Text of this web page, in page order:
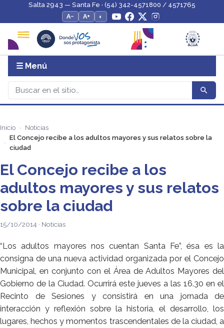
Salta 2943 — Santa Fe · (54) 342-4571800 / 4571765
A−
A+ ◐
☰ Menú
Inicio
Noticias
El Concejo recibe a los adultos mayores y sus relatos sobre la
ciudad
El Concejo recibe a los
adultos mayores y sus relatos
sobre la ciudad
15/10/2014 · Noticias
“Los adultos mayores nos cuentan Santa Fe”, ésa es la
consigna de una nueva actividad organizada por el Concejo
Municipal, en conjunto con el Área de Adultos Mayores del
Gobierno de la Ciudad. Ocurrirá este jueves a las 16.30 en el
Recinto de Sesiones y consistirá en una jornada de
interacción y reflexión sobre la historia, el desarrollo, los
lugares, hechos y momentos trascendentales de la ciudad, a